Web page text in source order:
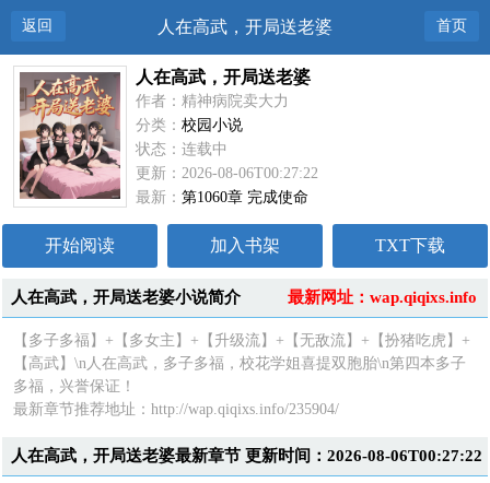
返回 人在高武，开局送老婆 首页
人在高武，开局送老婆
作者：精神病院卖大力
分类：校园小说
状态：连载中
更新：2026-08-06T00:27:22
最新：第1060章 完成使命
开始阅读 加入书架 TXT下载
最新网址：wap.qiqixs.info
人在高武，开局送老婆小说简介
【多子多福】+【多女主】+【升级流】+【无敌流】+【扮猪吃虎】+
【高武】\n人在高武，多子多福，校花学姐喜提双胞胎\n第四本多子
多福，兴誉保证！
最新章节推荐地址：http://wap.qiqixs.info/235904/
人在高武，开局送老婆最新章节 更新时间：2026-08-06T00:27:22